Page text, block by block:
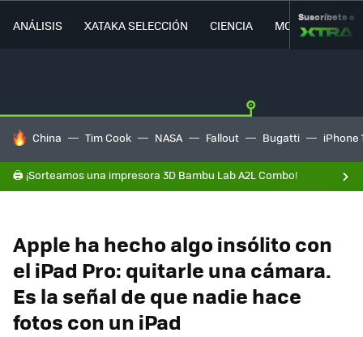
ANÁLISIS XATAKA SELECCIÓN CIENCIA MOVILIDAD
Suscríbete a
HOY SE HABLA DE
China Tim Cook NASA Fallout Bugatti iPhone
🖨️ ¡Sorteamos una impresora 3D Bambu Lab A2L Combo!
Apple ha hecho algo insólito con
el iPad Pro: quitarle una cámara.
Es la señal de que nadie hace
fotos con un iPad